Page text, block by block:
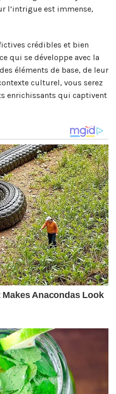
l’intrigue est immense,
crédibles et bien
qui se développe avec la
éléments de base, de leur
culturel, vous serez
enrichissants qui captivent